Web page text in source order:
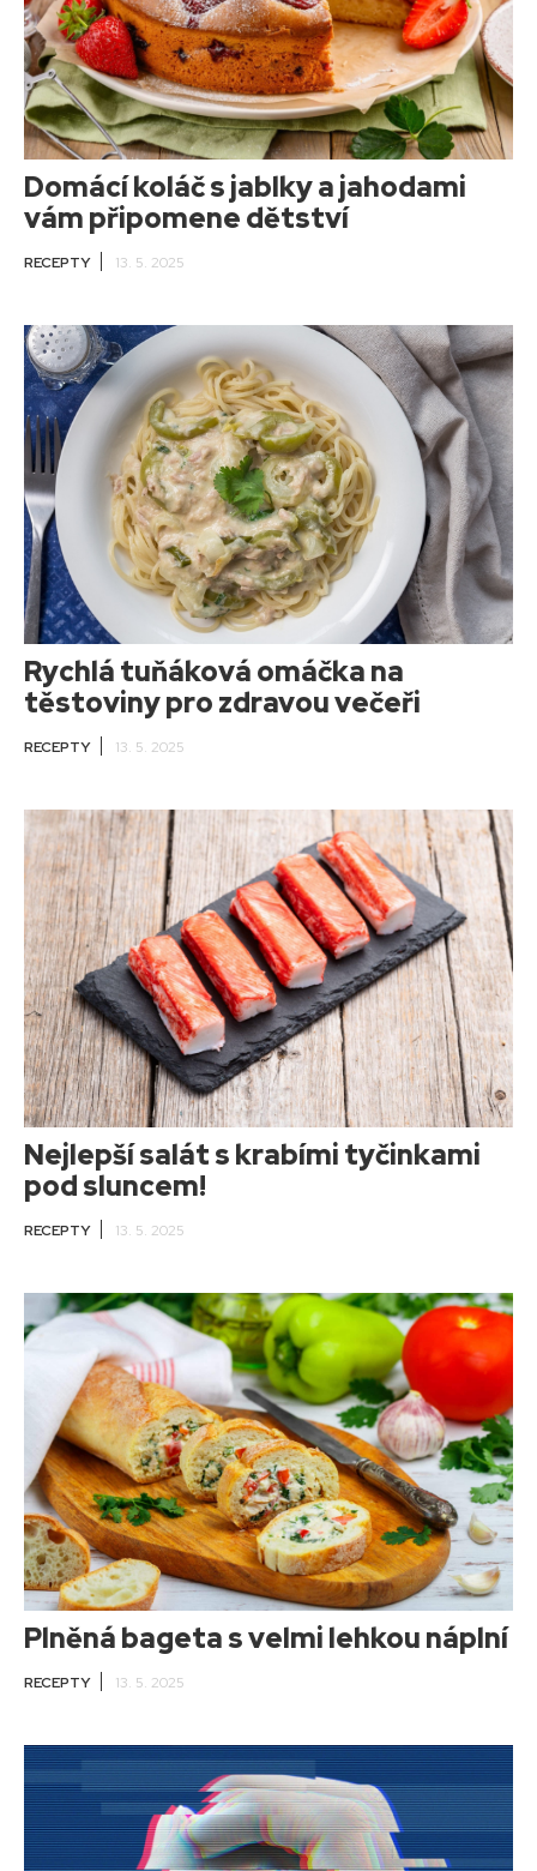
Domácí koláč s jablky a jahodami
vám připomene dětství
RECEPTY 13. 5. 2025
Rychlá tuňáková omáčka na
těstoviny pro zdravou večeři
RECEPTY 13. 5. 2025
Nejlepší salát s krabími tyčinkami
pod sluncem!
RECEPTY 13. 5. 2025
Plněná bageta s velmi lehkou náplní
RECEPTY 13. 5. 2025